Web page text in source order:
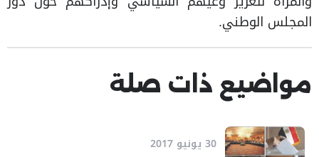
المجلس الوطني.
مواضيع ذات صلة
30 يونيو 2017